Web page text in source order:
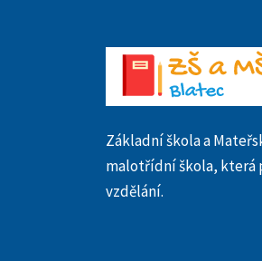
Základní škola a
malotřídní škola, která
vzdělání.